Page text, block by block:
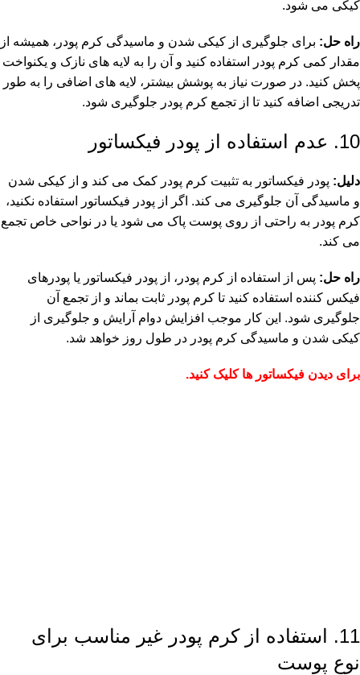
کیکی می شود.
راه حل: برای جلوگیری از کیکی شدن و ماسیدگی کرم پودر، همیشه از
مقدار کمی کرم پودر استفاده کنید و آن را به لایه های نازک و یکنواخت
پخش کنید. در صورت نیاز به پوشش بیشتر، لایه های اضافی را به طور
تدریجی اضافه کنید تا از تجمع کرم پودر جلوگیری شود.
10. عدم استفاده از پودر فیکساتور
دلیل: پودر فیکساتور به تثبیت کرم پودر کمک می کند و از کیکی شدن
و ماسیدگی آن جلوگیری می کند. اگر از پودر فیکساتور استفاده نکنید،
کرم پودر به راحتی از روی پوست پاک می شود یا در نواحی خاص تجمع
می کند.
راه حل: پس از استفاده از کرم پودر، از پودر فیکساتور یا پودرهای
فیکس کننده استفاده کنید تا کرم پودر ثابت بماند و از تجمع آن
جلوگیری شود. این کار موجب افزایش دوام آرایش و جلوگیری از
کیکی شدن و ماسیدگی کرم پودر در طول روز خواهد شد.
برای دیدن فیکساتور ها کلیک کنید.
11. استفاده از کرم پودر غیر مناسب برای
نوع پوست